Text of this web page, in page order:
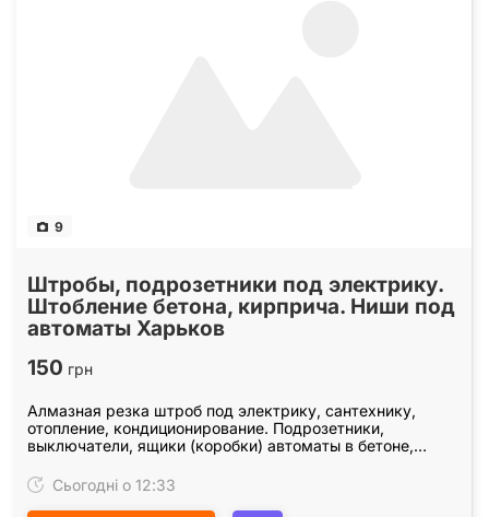
9
Штробы, подрозетники под электрику.
Штобление бетона, кирприча. Ниши под
автоматы Харьков
150 грн
Алмазная резка штроб под электрику, сантехнику,
отопление, кондиционирование. Подрозетники,
выключатели, ящики (коробки) автоматы в бетоне,
пылесосом.…
Сьогодні о 12:33